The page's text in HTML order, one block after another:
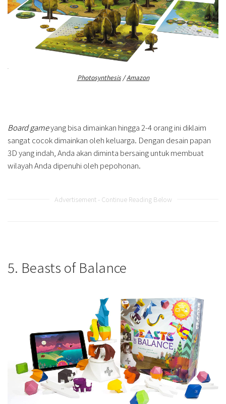
Photosynthesis/Amazon
Board gameyang bisa dimainkan hingga 2-4 orang ini diklaim
sangat cocok dimainkan oleh keluarga. Dengan desain papan
3D yang indah, Anda akan diminta bersaing untuk membuat
wilayah Anda dipenuhi oleh pepohonan.
Advertisement - Continue Reading Below
5. Beasts of Balance